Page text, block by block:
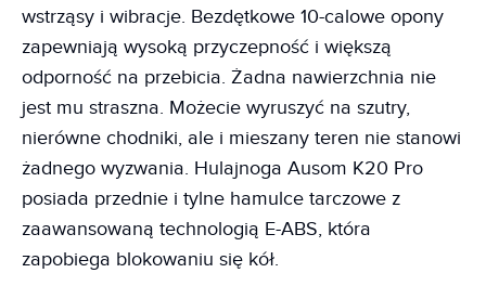
wstrząsy i wibracje. Bezdętkowe 10-calowe opony
zapewniają wysoką przyczepność i większą
odporność na przebicia. Żadna nawierzchnia nie
jest mu straszna. Możecie wyruszyć na szutry,
nierówne chodniki, ale i mieszany teren nie stanowi
żadnego wyzwania. Hulajnoga Ausom K20 Pro
posiada przednie i tylne hamulce tarczowe z
zaawansowaną technologią E-ABS, która
zapobiega blokowaniu się kół.